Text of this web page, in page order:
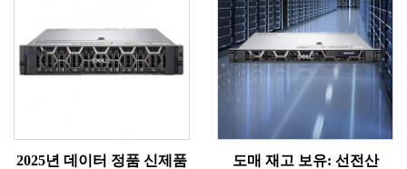
2025년 데이터 정품 신제품
도매 재고 보유: 선전산